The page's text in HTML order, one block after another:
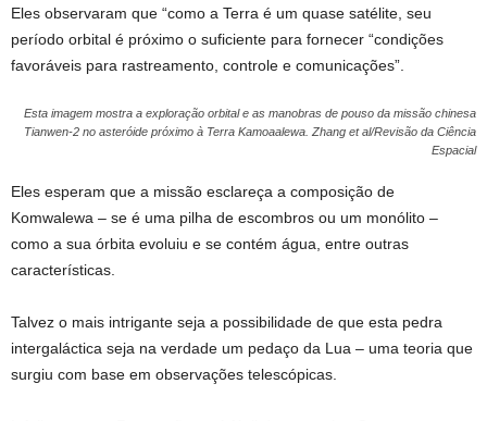
Eles observaram que “como a Terra é um quase satélite, seu
período orbital é próximo o suficiente para fornecer “condições
favoráveis ​​para rastreamento, controle e comunicações”.
Esta imagem mostra a exploração orbital e as manobras de pouso da missão chinesa
Tianwen-2 no asteróide próximo à Terra Kamoaalewa. Zhang et al/Revisão da Ciência
Espacial
Eles esperam que a missão esclareça a composição de
Komwalewa – se é uma pilha de escombros ou um monólito –
como a sua órbita evoluiu e se contém água, entre outras
características.
Talvez o mais intrigante seja a possibilidade de que esta pedra
intergaláctica seja na verdade um pedaço da Lua – uma teoria que
surgiu com base em observações telescópicas.